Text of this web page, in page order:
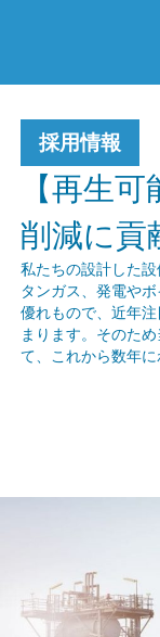
採用情報
【再生
削減に
私たちの設計した
タンガス、発電や
優れもので、近年
まります。そのた
て、これから数年に